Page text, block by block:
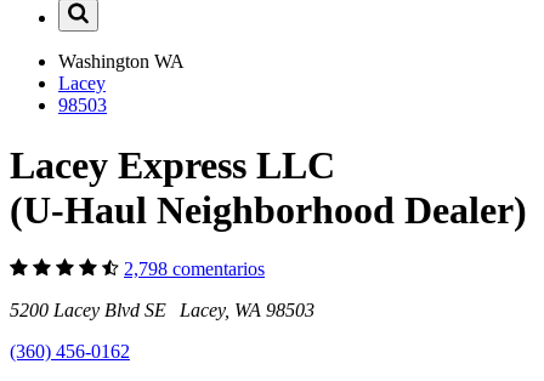
Washington WA
Lacey
98503
Lacey Express LLC
(U-Haul Neighborhood Dealer)
2,798 comentarios
5200 Lacey Blvd SE Lacey, WA 98503
(360) 456-0162